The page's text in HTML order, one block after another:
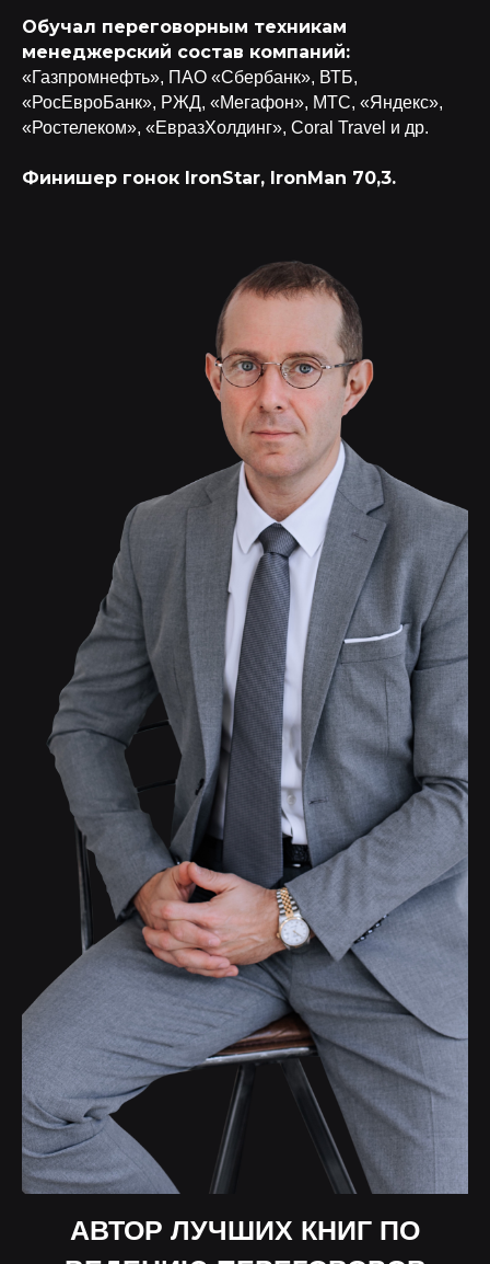
Обучал переговорным техникам
менеджерский состав компаний:
«Газпромнефть», ПАО «Сбербанк», ВТБ,
«РосЕвроБанк», РЖД, «Мегафон», МТС, «Яндекс»,
«Ростелеком», «ЕвразХолдинг», Coral Travel и др.
Финишер гонок IronStar, IronMan 70,3.
АВТОР ЛУЧШИХ КНИГ ПО